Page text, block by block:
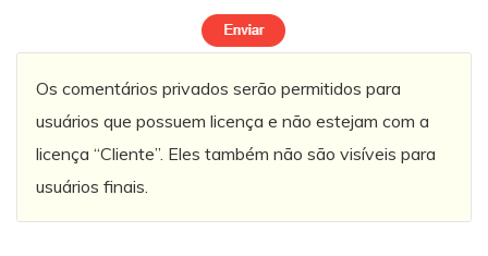
Os comentários privados serão permitidos para
usuários que possuem licença e não estejam com a
licença “Cliente”. Eles também não são visíveis para
usuários finais.